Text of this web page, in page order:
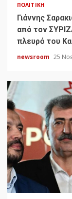
ΠΟΛΙΤΙΚΉ
Γιάννης
από τον
πλευρό του
newsroom 25